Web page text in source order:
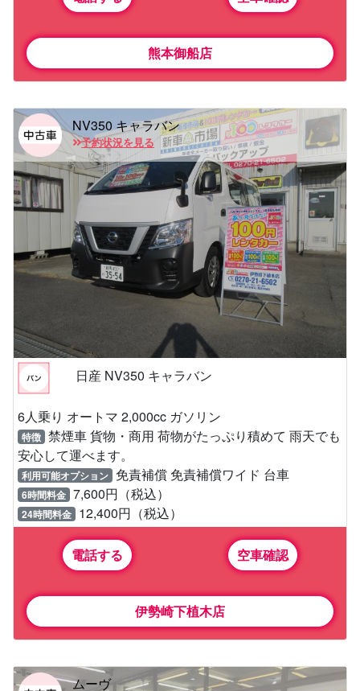
熊本御船店
NV350 キャラバン
予約状況を見る
日産 NV350 キャラバン
6人乗り オートマ 2,000cc ガソリン
特徴 禁煙車 貨物・商用 荷物がたっぷり積めて 雨天でも
安心して運べます。
利用可能オプション 免責補償 免責補償ワイド 台車
6時間料金 7,600円（税込）
24時間料金 12,400円（税込）
電話する 空車確認
伊勢崎下植木店
ムーヴ